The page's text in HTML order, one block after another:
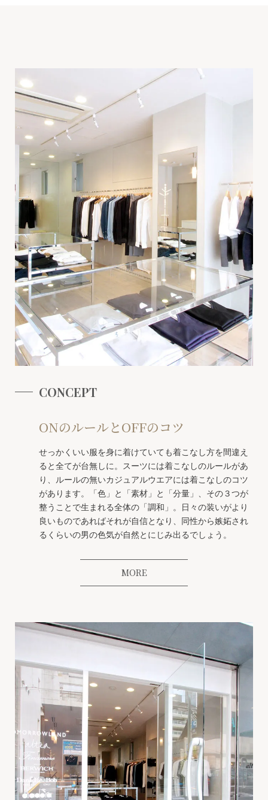
CONCEPT
ONのルールとOFFのコツ
せっかくいい服を身に着けていても着こなし方を間違え
ると全てが台無しに。スーツには着こなしのルールがあ
り、ルールの無いカジュアルウエアには着こなしのコツ
があります。「色」と「素材」と「分量」、その３つが
整うことで生まれる全体の「調和」。日々の装いがより
良いものであればそれが自信となり、同性から嫉妬され
るくらいの男の色気が自然とにじみ出るでしょう。
MORE